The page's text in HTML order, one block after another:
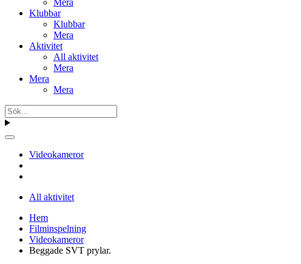
Klubbar
Klubbar
Mera
Aktivitet
All aktivitet
Mera
Mera
Mera
Videokameror
All aktivitet
Hem
Filminspelning
Videokameror
Beggade SVT prylar.